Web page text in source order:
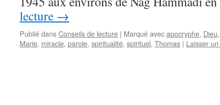
lecture →
Publié dansConseils de lecture | Marqué avecapocryphe, Dieu
Marie, miracle, parole, spiritualité, spirituel, Thomas | Laisser